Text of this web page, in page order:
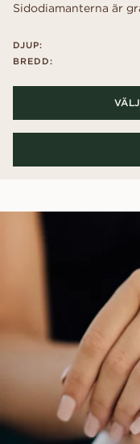
Sidodiamanterna är
DJUP:
BREDD: